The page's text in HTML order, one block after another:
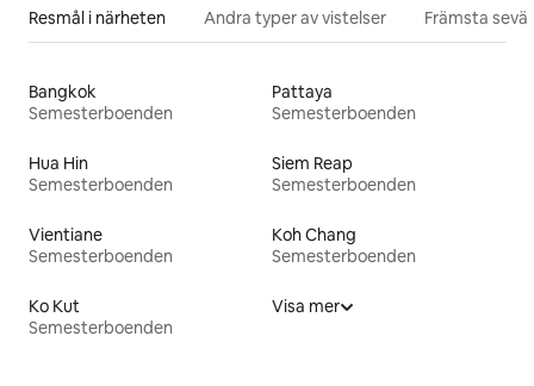
Resmål i närheten Andra typer av vistelser Främsta
Bangkok
Semesterboenden
Pattaya
Semesterboenden
Hua Hin
Semesterboenden
Siem Reap
Semesterboenden
Vientiane
Semesterboenden
Koh Chang
Semesterboenden
Ko Kut
Semesterboenden
Visa mer